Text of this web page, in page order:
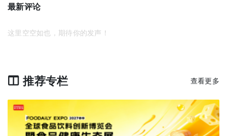
最新评论
这里空空如也，期待你的发声！
推荐专栏 查看更多